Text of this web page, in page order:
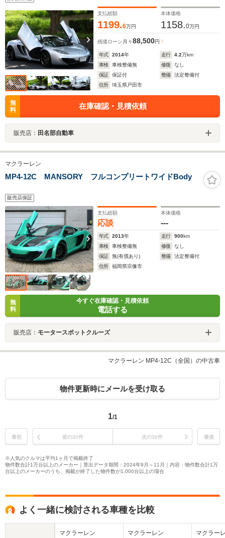
ヒーター 禁煙車
支払総額
1199.6万円
本体価格
1158.0万円
残価ローン 月々88,500円
年式 2014年 走行 4.2万km
車検
車検整備無 修復
なし
保証
保証付 整備
法定整備付
住所
埼玉県戸田市
無
料
在庫確認・見積依頼
販売店： 田名部自動車
マクラーレン
MP4-12C MANSORY フルコンプリートワイドBody
販売店保証
支払総額
応談
本体価格
---
年式 2013年 走行 900km
車検
車検整備無 修復
なし
保証
無(有償あり) 整備
法定整備付
住所
福岡県宗像市
無
料
今すぐ在庫確認・見積依頼
電話する
販売店： モータースポットクルーズ
マクラーレン MP4-12C（全国）の中古車
物件更新時にメールを受け取る
1/1
最初 前の30件 次の30件 最後
※人気のクルマは平均1ヶ月で掲載終了
物件数合計1万台以上のメーカー｜算出データ期間：2024年9月～11月｜内容：物件数合計1万
台以上のメーカーのうち、掲載が終了した物件数が1,000台以上の場合
よく一緒に検討される車種を比較
マクラーレン マクラーレン マクラー